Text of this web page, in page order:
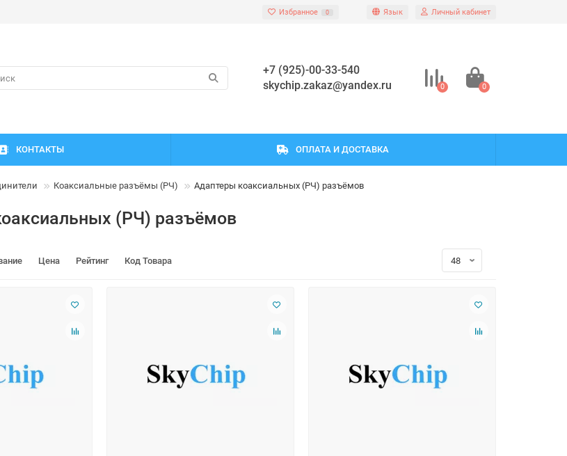
Избранное 0 Язык Личный кабинет
+7 (925)-00-33-540
skychip.zakaz@yandex.ru
0 0
КОНТАКТЫ ОПЛАТА И ДОСТАВКА
Коаксиальные разъёмы (РЧ) Адаптеры коаксиальных (РЧ) разъёмов
(РЧ) разъёмов
Цена Рейтинг Код Товара